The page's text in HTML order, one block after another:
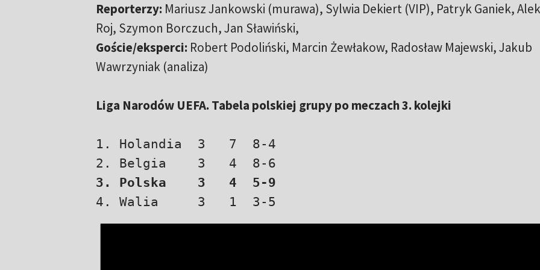
Reporterzy: Mariusz Jankowski (murawa), Sylwia Dekiert (VIP), Patryk Ganiek,
Roj, Szymon Borczuch, Jan Sławiński,
Goście/eksperci: Robert Podoliński, Marcin Żewłakow, Radosław Majewski, Jakub
Wawrzyniak (analiza)
Liga Narodów UEFA. Tabela polskiej grupy po meczach 3. kolejki
1. Holandia  3   7  8-4
3. Polska    3   4  5-9
4. Walia     3   1  3-5